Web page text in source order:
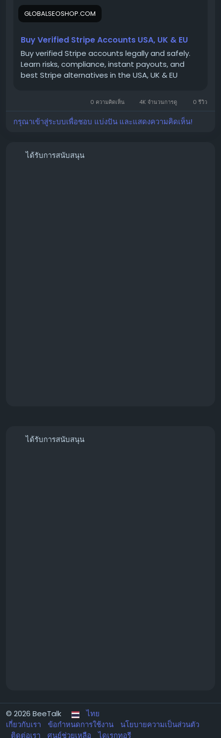
#Stripe2025
#OnlinePaymentAccounts
#PaymentGateway
#StripeSolutions
activated, secure, and perfect for global payments,
eCommerce,
👉 Order Now:
https://globalseoshop.com/product/buy-verified-
stripe-accounts
📱 WhatsApp: +1 864 708 8783
GLOBALSEOSHOP.COM
Buy Verified Stripe Accounts USA, UK & EU
Buy verified Stripe accounts legally and safely.
Learn risks, compliance, instant payouts, and
best Stripe alternatives in the USA, UK & EU
0 ความคิดเห็น 4K จำนวนการดู 0 รีวิว
กรุณาเข้าสู่ระบบเพื่อชอบ แบ่งปัน และแสดงความคิดเห็น!
ได้รับการสนับสนุน
ได้รับการสนับสนุน
© 2026 BeeTalk
ไทย
เกี่ยวกับเรา
ข้อกำหนดการใช้งาน
นโยบายความเป็นส่วนตัว
ติดต่อเรา
ศูนย์ช่วยเหลือ ไดเรกทอรี